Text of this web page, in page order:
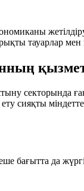
тауарлар мен
қызмет
секторында
ету сияқты
бағытта да